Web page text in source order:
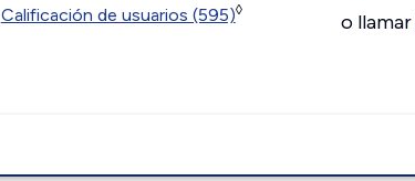
Calificación de usuarios (595)◊ o llamar